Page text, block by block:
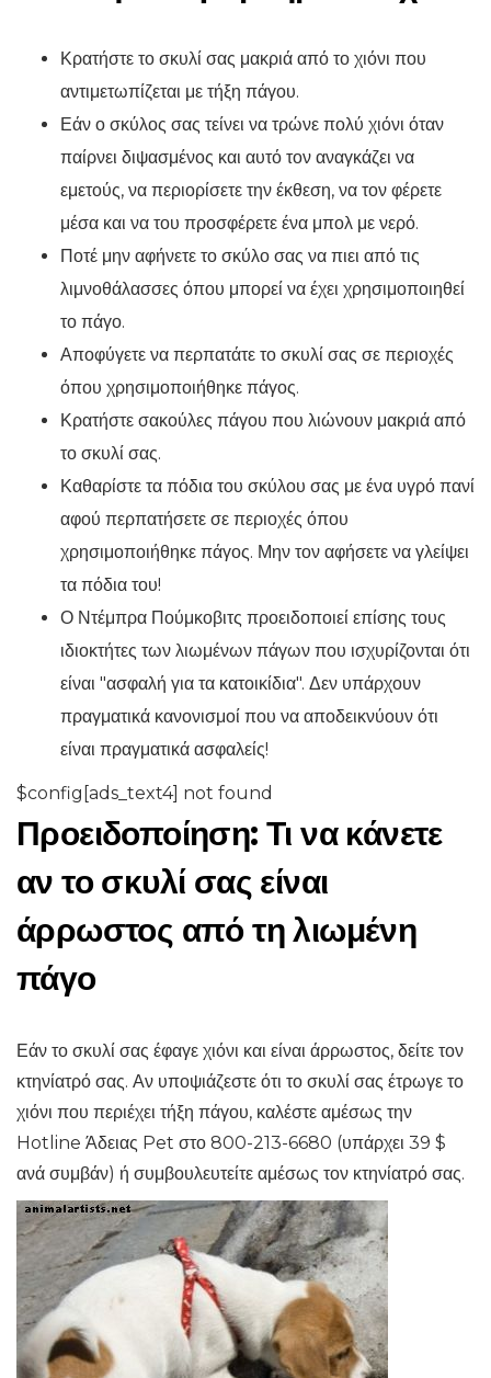
Κρατήστε το σκυλί σας μακριά από το χιόνι που
αντιμετωπίζεται με τήξη πάγου.
Εάν ο σκύλος σας τείνει να τρώνε πολύ χιόνι όταν
παίρνει διψασμένος και αυτό τον αναγκάζει να
εμετούς, να περιορίσετε την έκθεση, να τον φέρετε
μέσα και να του προσφέρετε ένα μπολ με νερό.
Ποτέ μην αφήνετε το σκύλο σας να πιει από τις
λιμνοθάλασσες όπου μπορεί να έχει χρησιμοποιηθεί
το πάγο.
Αποφύγετε να περπατάτε το σκυλί σας σε περιοχές
όπου χρησιμοποιήθηκε πάγος.
Κρατήστε σακούλες πάγου που λιώνουν μακριά από
το σκυλί σας.
Καθαρίστε τα πόδια του σκύλου σας με ένα υγρό πανί
αφού περπατήσετε σε περιοχές όπου
χρησιμοποιήθηκε πάγος. Μην τον αφήσετε να γλείψει
τα πόδια του!
Ο Ντέμπρα Πούμκοβιτς προειδοποιεί επίσης τους
ιδιοκτήτες των λιωμένων πάγων που ισχυρίζονται ότι
είναι "ασφαλή για τα κατοικίδια". Δεν υπάρχουν
πραγματικά κανονισμοί που να αποδεικνύουν ότι
είναι πραγματικά ασφαλείς!
$config[ads_text4] not found
Προειδοποίηση: Τι να κάνετε
αν το σκυλί σας είναι
άρρωστος από τη λιωμένη
πάγο
Εάν το σκυλί σας έφαγε χιόνι και είναι άρρωστος, δείτε τον
κτηνίατρό σας. Αν υποψιάζεστε ότι το σκυλί σας έτρωγε το
χιόνι που περιέχει τήξη πάγου, καλέστε αμέσως την
Hotline Άδειας Pet στο 800-213-6680 (υπάρχει 39 $
ανά συμβάν) ή συμβουλευτείτε αμέσως τον κτηνίατρό σας.